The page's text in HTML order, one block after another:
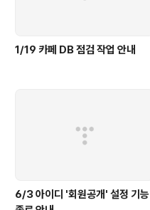
1/19 카페 DB 점검 작업 안내
6/3 아이디 '회원공개' 설정 기능